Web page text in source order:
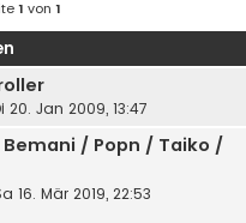
1 von 1
20. Jan 2009, 13:47
/ Popn / Taiko /
16. Mär 2019, 22:53